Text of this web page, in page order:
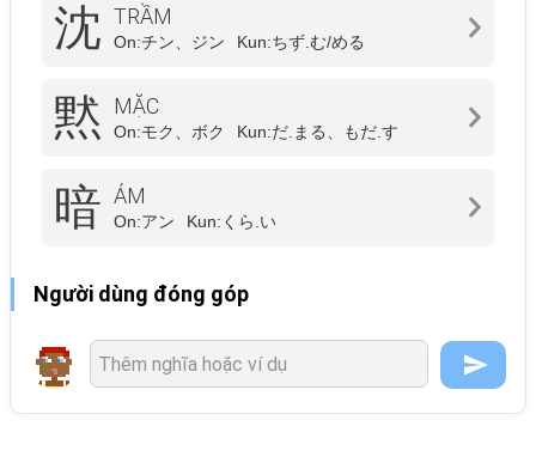
沈 TRẦM
On:チン、ジン Kun:ちず.む/める
黙 MẶC
On:モク、ボク Kun:だ.まる、もだ.す
暗 ÁM
On:アン Kun: くら.い
Người dùng đóng góp